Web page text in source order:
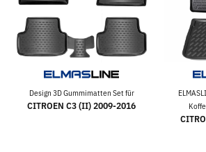
Design 3D Gummimatten Set für
CITROEN C3 (II) 2009-2016